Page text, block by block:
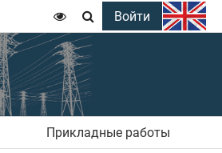
  Войти
Прикладные работы